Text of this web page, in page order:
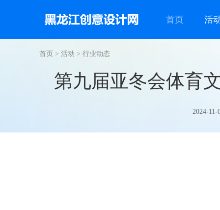
首页 活
首页 > 活动 > 行业动态
第九届亚冬会体育
2024-11-